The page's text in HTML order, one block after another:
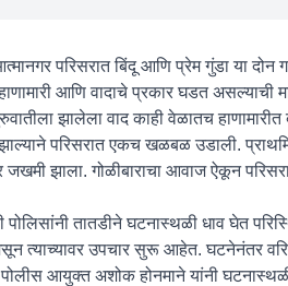
परिसरात बिंदू आणि प्रेम गुंडा या
आणि वादाचे प्रकार घडत असल्याची
झालेला वाद काही वेळातच
झाल्याने परिसरात एकच खळबळ उडाली.
जखमी झाला. गोळीबाराचा आवाज ऐकून
तातडीने घटनास्थळी धाव घेत
त्याच्यावर उपचार सुरू आहेत. घटनेनंतर
आयुक्त अशोक होनमाने यांनी